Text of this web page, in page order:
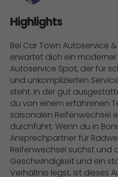
Highlights
Bei Car Town Autoservice
erwartet dich ein
Autoservice Spot, der für
und unkomplizierten
steht. In der gut
du von einem erfahrenen
saisonalen Reifenwechsel
durchführt. Wenn du in
Ansprechpartner für
Reifenwechsel suchst und
Geschwindigkeit und ein
Verhältnis legst, ist dieses